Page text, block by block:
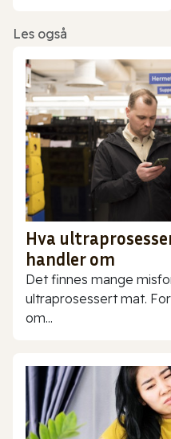
Les også
Hva
handler om
Det finnes mange
ultraprosessert mat.
om...